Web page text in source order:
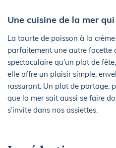
Une cuisine de la mer
La tourte de poisson à la
parfaitement une autre facette
spectaculaire qu’un plat de
elle offre un plaisir simple,
rassurant. Un plat de partage,
que la mer sait aussi se faire
s’invite dans nos assiettes.